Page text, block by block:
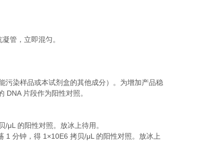
凝管，立即混匀。
污染样品或本试剂盒的其他成分）。为增加产品稳
DNA 片段作为阳性对照。
/μL 的阳性对照。放冰上待用。
1 分钟，得 1×10E6 拷贝/μL 的阳性对照。放冰上